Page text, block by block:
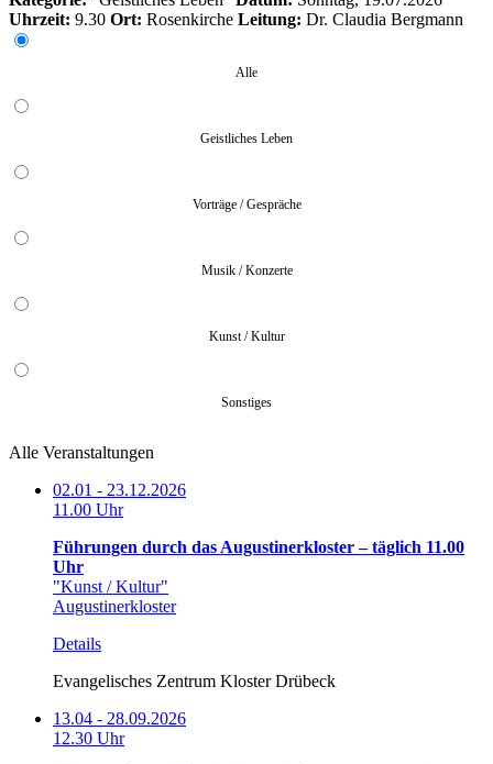
Uhrzeit: 9.30 Ort: Rosenkirche Leitung: Dr. Claudia Bergmann
Alle
Geistliches Leben
Vorträge / Gespräche
Musik / Konzerte
Kunst / Kultur
Sonstiges
Alle Veranstaltungen
02.01 - 23.12.2026
11.00 Uhr
Führungen durch das Augustinerkloster – täglich 11.00
Uhr
"Kunst / Kultur"
Augustinerkloster
Details
Evangelisches Zentrum Kloster Drübeck
13.04 - 28.09.2026
12.30 Uhr